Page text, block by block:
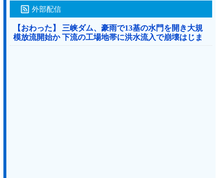
外部配信
【おわった】 三峡ダム、豪雨で13基の水門を開き大規
模放流開始か 下流の工場地帯に洪水流入で崩壊はじま
る